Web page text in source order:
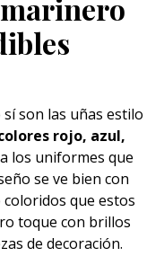
son las uñas estilo
rojo, azul,
los uniformes que
se ve bien con
que estos
toque con brillos
de decoración.